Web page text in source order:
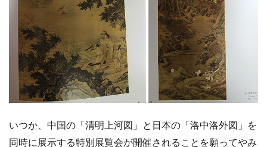
いつか、中国の「清明上河図」と日本の「洛中洛外図」を
同時に展示する特別展覧会が開催されることを願ってやみ